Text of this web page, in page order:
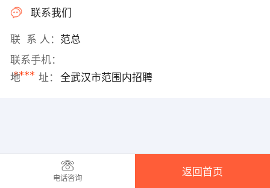
联系我们
联 系 人： 范总
联系手机：
****
地 址： 全武汉市范围内招聘
电话咨询
返回首页